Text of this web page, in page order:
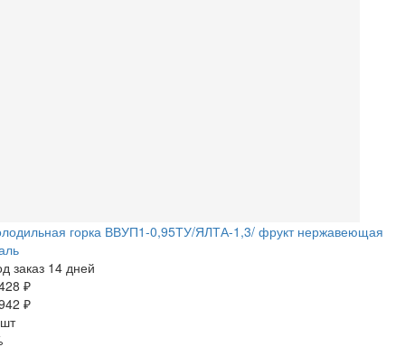
горка ВВУП1-0,95ТУ/ЯЛТА-1,3/ фрукт нержавеющая
заказ 14 дней
₽
₽